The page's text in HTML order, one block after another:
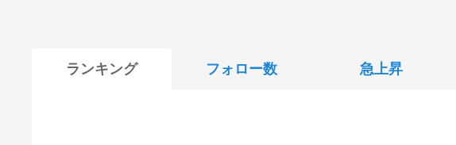
ランキング フォロー数 急上昇